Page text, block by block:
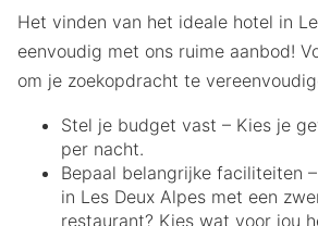
Het vinden van het ideale hotel in
eenvoudig met ons ruime aanbod!
om je zoekopdracht te
Stel je budget vast – Kies je
per nacht.
Bepaal belangrijke faciliteiten
in Les Deux Alpes met een
restaurant? Kies wat voor jou